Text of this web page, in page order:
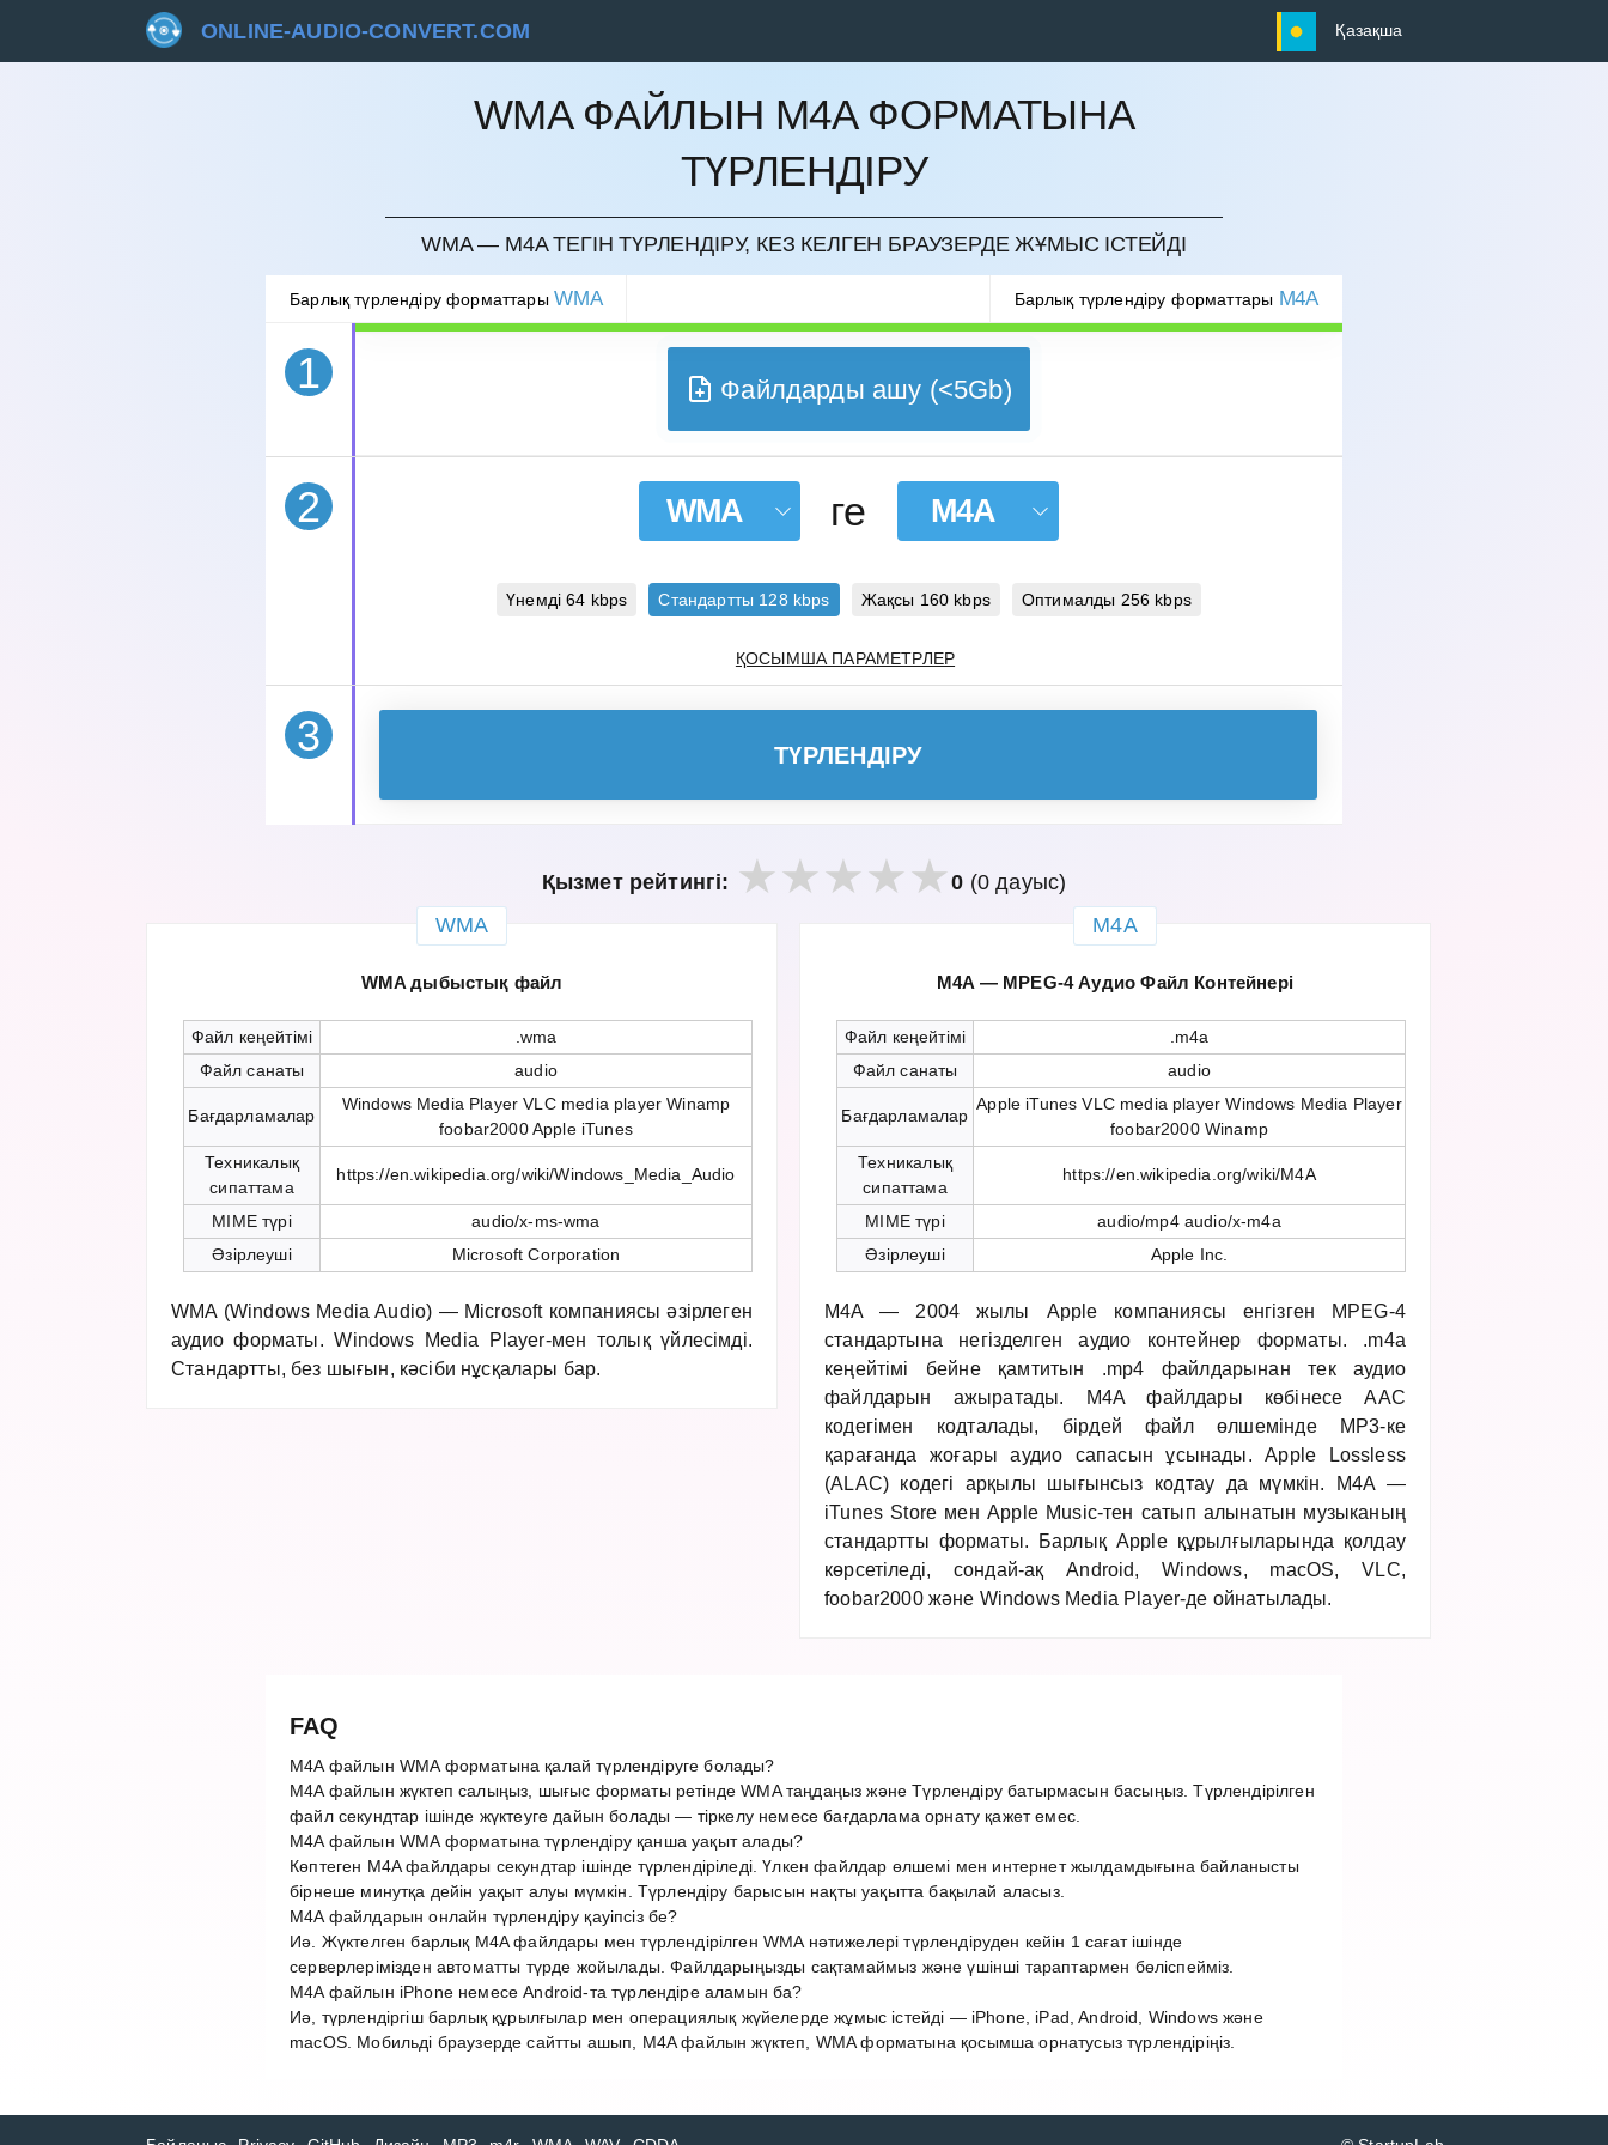
ONLINE-AUDIO-CONVERT.COM Қазақша
WMA ФАЙЛЫН M4A ФОРМАТЫНА
ТҮРЛЕНДІРУ
WMA — M4A ТЕГІН ТҮРЛЕНДІРУ, КЕЗ КЕЛГЕН БРАУЗЕРДЕ ЖҰМЫС ІСТЕЙДІ
Барлық түрлендіру форматтары WMA Барлық түрлендіру форматтары M4A
1
БОЛДЫРМАУ
Файлдарды ашу (<5Gb)
2 WMA ге M4A
Үнемді 64 kbps Стандартты 128 kbps Жақсы 160 kbps Оптималды 256 kbps
ҚОСЫМША ПАРАМЕТРЛЕР
3 ТҮРЛЕНДІРУ
Қызмет рейтингі: 0 (0 дауыс)
WMA
WMA дыбыстық файл
Файл кеңейтімі
.wma
Файл санаты
audio
Бағдарламалар
Windows Media Player VLC media player Winamp
foobar2000 Apple iTunes
Техникалық
сипаттама
https://en.wikipedia.org/wiki/Windows_Media_Audio
MIME түрі
audio/x-ms-wma
Әзірлеуші
Microsoft Corporation
WMA (Windows Media Audio) — Microsoft компаниясы әзірлеген
аудио форматы. Windows Media Player-мен толық үйлесімді.
Стандартты, без шығын, кәсіби нұсқалары бар.
M4A
M4A — MPEG-4 Аудио Файл Контейнері
Файл кеңейтімі
.m4a
Файл санаты
audio
Бағдарламалар
Apple iTunes VLC media player Windows Media Player
foobar2000 Winamp
Техникалық
сипаттама
https://en.wikipedia.org/wiki/M4A
MIME түрі
audio/mp4 audio/x-m4a
Әзірлеуші
Apple Inc.
M4A — 2004 жылы Apple компаниясы енгізген MPEG-4
стандартына негізделген аудио контейнер форматы. .m4a
кеңейтімі бейне қамтитын .mp4 файлдарынан тек аудио
файлдарын ажыратады. M4A файлдары көбінесе AAC
кодегімен кодталады, бірдей файл өлшемінде MP3-ке
қарағанда жоғары аудио сапасын ұсынады. Apple Lossless
(ALAC) кодегі арқылы шығынсыз кодтау да мүмкін. M4A —
iTunes Store мен Apple Music-тен сатып алынатын музыканың
стандартты форматы. Барлық Apple құрылғыларында қолдау
көрсетіледі, сондай-ақ Android, Windows, macOS, VLC,
foobar2000 және Windows Media Player-де ойнатылады.
FAQ
M4A файлын WMA форматына қалай түрлендіруге болады?
M4A файлын жүктеп салыңыз, шығыс форматы ретінде WMA таңдаңыз және Түрлендіру батырмасын басыңыз. Түрлендірілген
файл секундтар ішінде жүктеуге дайын болады — тіркелу немесе бағдарлама орнату қажет емес.
M4A файлын WMA форматына түрлендіру қанша уақыт алады?
Көптеген M4A файлдары секундтар ішінде түрлендіріледі. Үлкен файлдар өлшемі мен интернет жылдамдығына байланысты
бірнеше минутқа дейін уақыт алуы мүмкін. Түрлендіру барысын нақты уақытта бақылай аласыз.
M4A файлдарын онлайн түрлендіру қауіпсіз бе?
Иә. Жүктелген барлық M4A файлдары мен түрлендірілген WMA нәтижелері түрлендіруден кейін 1 сағат ішінде
серверлерімізден автоматты түрде жойылады. Файлдарыңызды сақтамаймыз және үшінші тараптармен бөліспейміз.
M4A файлын iPhone немесе Android-та түрлендіре аламын ба?
Иә, түрлендіргіш барлық құрылғылар мен операциялық жүйелерде жұмыс істейді — iPhone, iPad, Android, Windows және
macOS. Мобильді браузерде сайтты ашып, M4A файлын жүктеп, WMA форматына қосымша орнатусыз түрлендіріңіз.